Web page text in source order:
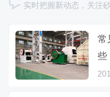
实时把握新动态，关注
常
些
荐